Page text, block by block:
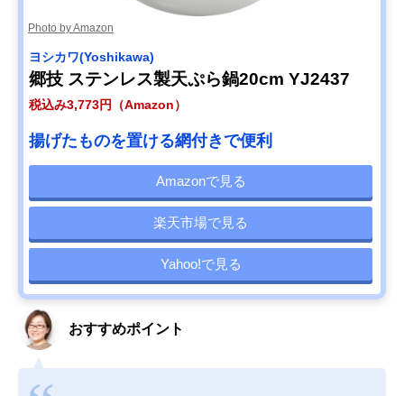
Photo by Amazon
ヨシカワ(Yoshikawa)
郷技 ステンレス製天ぷら鍋20cm YJ2437
税込み3,773円（Amazon）
揚げたものを置ける網付きで便利
Amazonで見る
楽天市場で見る
Yahoo!で見る
おすすめポイント